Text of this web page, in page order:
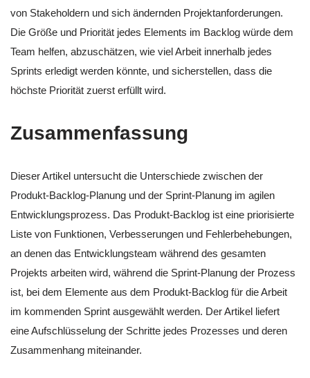
von Stakeholdern und sich ändernden Projektanforderungen.
Die Größe und Priorität jedes Elements im Backlog würde dem
Team helfen, abzuschätzen, wie viel Arbeit innerhalb jedes
Sprints erledigt werden könnte, und sicherstellen, dass die
höchste Priorität zuerst erfüllt wird.
Zusammenfassung
Dieser Artikel untersucht die Unterschiede zwischen der
Produkt-Backlog-Planung und der Sprint-Planung im agilen
Entwicklungsprozess. Das Produkt-Backlog ist eine priorisierte
Liste von Funktionen, Verbesserungen und Fehlerbehebungen,
an denen das Entwicklungsteam während des gesamten
Projekts arbeiten wird, während die Sprint-Planung der Prozess
ist, bei dem Elemente aus dem Produkt-Backlog für die Arbeit
im kommenden Sprint ausgewählt werden. Der Artikel liefert
eine Aufschlüsselung der Schritte jedes Prozesses und deren
Zusammenhang miteinander.